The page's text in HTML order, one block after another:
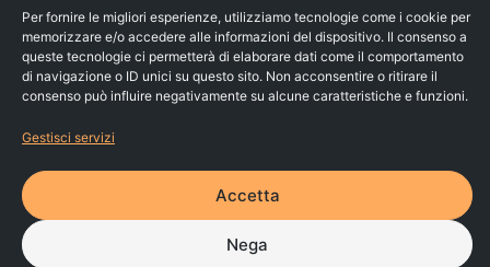
Per fornire le migliori esperienze, utilizziamo tecnologie come i cookie per
memorizzare e/o accedere alle informazioni del dispositivo. Il consenso a
queste tecnologie ci permetterà di elaborare dati come il comportamento
di navigazione o ID unici su questo sito. Non acconsentire o ritirare il
consenso può influire negativamente su alcune caratteristiche e funzioni.
Gestisci servizi
Accetta
Nega
Fondi Pensione e soggetto alla vigilanza della COVIP
© 2026 | Made by Larin
PRIVACY POLICY
COOKIE POLICY
WHISTLEBLOWING
RECLAMI